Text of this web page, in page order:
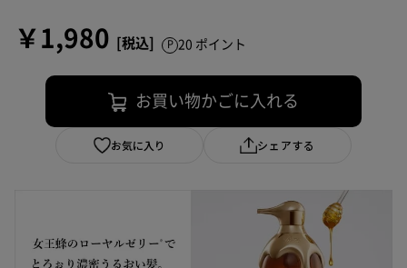
￥1,980 20 ポイント
お買い物かごに入れる
お気に入り シェアする